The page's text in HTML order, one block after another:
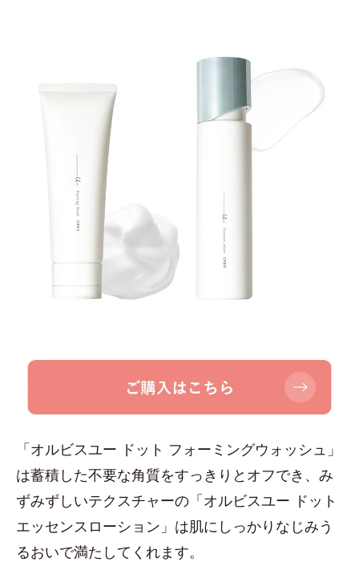
「オルビスユー ドット フォーミングウォッシュ」
は蓄積した不要な角質をすっきりとオフでき、み
ずみずしいテクスチャーの「オルビスユー ドット
エッセンスローション」は肌にしっかりなじみう
るおいで満たしてくれます。